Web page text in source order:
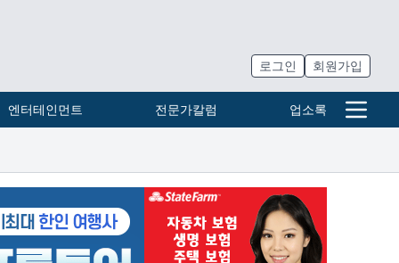
로그인 회원가입
엔터테인먼트 전문가칼럼 업소록